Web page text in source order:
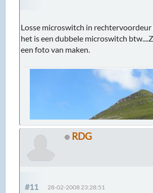
Losse microswitch in
het is een dubbele microswitch
een foto van maken.
RDG
#11 28-02-2008 23:28:51